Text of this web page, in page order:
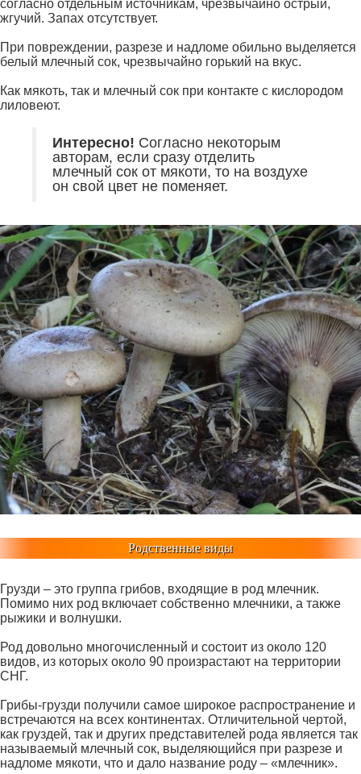
согласно отдельным источникам, чрезвычайно острый,
жгучий. Запах отсутствует.
При повреждении, разрезе и надломе обильно выделяется
белый млечный сок, чрезвычайно горький на вкус.
Как мякоть, так и млечный сок при контакте с кислородом
лиловеют.
Интересно! Согласно некоторым
авторам, если сразу отделить
млечный сок от мякоти, то на воздухе
он свой цвет не поменяет.
Родственные виды
Грузди – это группа грибов, входящие в род млечник.
Помимо них род включает собственно млечники, а также
рыжики и волнушки.
Род довольно многочисленный и состоит из около 120
видов, из которых около 90 произрастают на территории
СНГ.
Грибы-грузди получили самое широкое распространение и
встречаются на всех континентах. Отличительной чертой,
как груздей, так и других представителей рода является так
называемый млечный сок, выделяющийся при разрезе и
надломе мякоти, что и дало название роду – «млечник».